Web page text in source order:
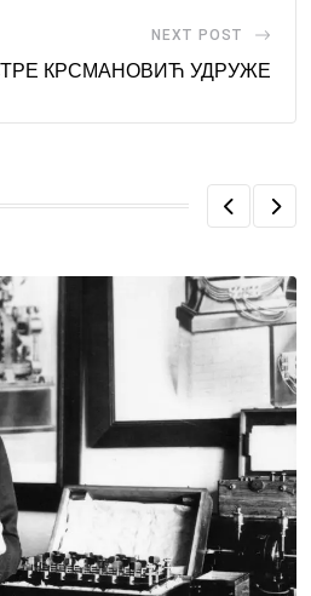
NEXT POST
КРСМАНОВИЋ УДРУЖЕ